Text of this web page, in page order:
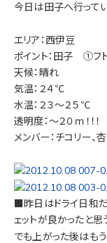
今日は田子へ行って
エリア：西伊豆
ポイント：田子 ①フ
天候：晴れ
気温：２４℃
水温：２３～２５℃
透明度：～２０ｍ！！！
メンバー：チコリー、
■昨日はドライ日和
ェットが良かったと
でも上がった後はも